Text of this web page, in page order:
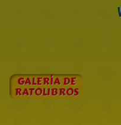
GALERÍA DE
RATOLIBROS